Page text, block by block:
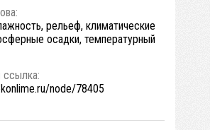
рельеф, климатические
осадки, температурный
ссылка:
node/78405